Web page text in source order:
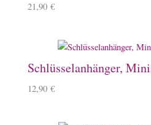
21,90 €
Schlüsselanhänger,
12,90 €